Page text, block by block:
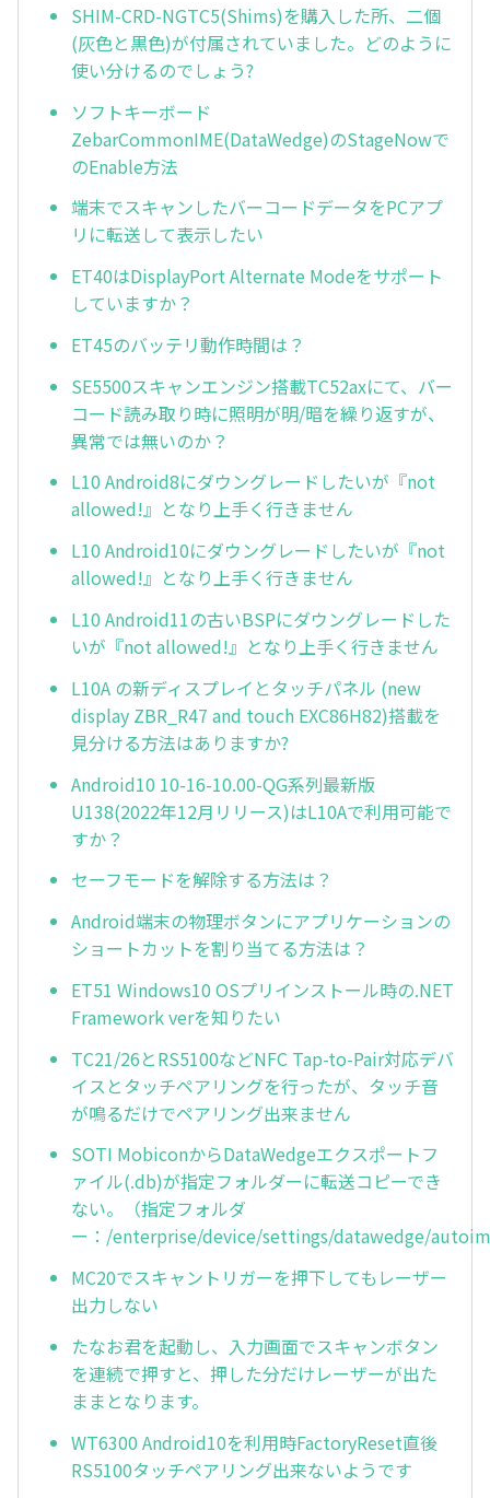
SHIM-CRD-NGTC5(Shims)を購入した所、二個
(灰色と黒色)が付属されていました。どのように
使い分けるのでしょう?
ソフトキーボード
ZebarCommonIME(DataWedge)のStageNowで
のEnable方法
端末でスキャンしたバーコードデータをPCアプ
リに転送して表示したい
ET40はDisplayPort Alternate Modeをサポート
していますか？
ET45のバッテリ動作時間は？
SE5500スキャンエンジン搭載TC52axにて、バー
コード読み取り時に照明が明/暗を繰り返すが、
異常では無いのか？
L10 Android8にダウングレードしたいが『not
allowed!』となり上手く行きません
L10 Android10にダウングレードしたいが『not
allowed!』となり上手く行きません
L10 Android11の古いBSPにダウングレードした
いが『not allowed!』となり上手く行きません
L10A の新ディスプレイとタッチパネル (new
display ZBR_R47 and touch EXC86H82)搭載を
見分ける方法はありますか?
Android10 10-16-10.00-QG系列最新版
U138(2022年12月リリース)はL10Aで利用可能で
すか？
セーフモードを解除する方法は？
Android端末の物理ボタンにアプリケーションの
ショートカットを割り当てる方法は？
ET51 Windows10 OSプリインストール時の.NET
Framework verを知りたい
TC21/26とRS5100などNFC Tap-to-Pair対応デバ
イスとタッチペアリングを行ったが、タッチ音
が鳴るだけでペアリング出来ません
SOTI MobiconからDataWedgeエクスポートフ
ァイル(.db)が指定フォルダーに転送コピーでき
ない。（指定フォルダ
ー：/enterprise/device/settings/datawedge/
MC20でスキャントリガーを押下してもレーザー
出力しない
たなお君を起動し、入力画面でスキャンボタン
を連続で押すと、押した分だけレーザーが出た
ままとなります。
WT6300 Android10を利用時FactoryReset直後
RS5100タッチペアリング出来ないようです